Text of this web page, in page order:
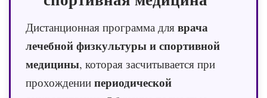
Дистанционная программа для врача
лечебной физкультуры и спортивной
медицины, которая засчитывается при
прохождении периодической